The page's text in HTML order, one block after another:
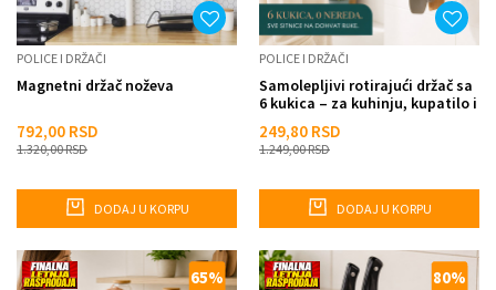
POLICE I DRŽAČI
Magnetni držač noževa
792,00 RSD
1.320,00RSD
DODAJ U KORPU
POLICE I DRŽAČI
Samolepljivi rotirajući držač sa
6 kukica – za kuhinju, kupatilo i
249,80 RSD
1.249,00RSD
DODAJ U KORPU
65% 80%